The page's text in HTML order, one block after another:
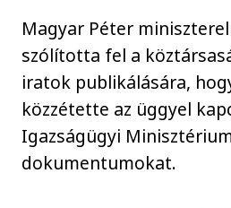
Magyar Péter
szólította fel a
iratok publikálására,
közzétette az üggyel
Igazságügyi
dokumentumokat.